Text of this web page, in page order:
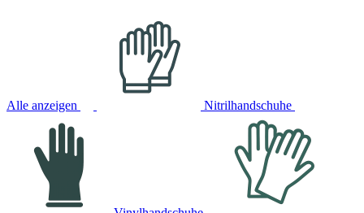
Alle anzeigen Nitrilhandschuhe